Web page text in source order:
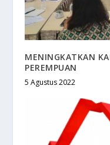
MENINGKATKAN
PEREMPUAN
5 Agustus 2022